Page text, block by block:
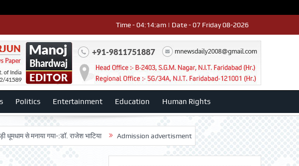
Time - 04:14:am | Date - 07 Friday 08-2026
Politics Entertainment Education Human Rights
गया-:डॉ. राजेश भाटिया Admission advertisment श्री हनुमान मंदिर 3डी-42 का वार्षिकोत्सव धूमधाम